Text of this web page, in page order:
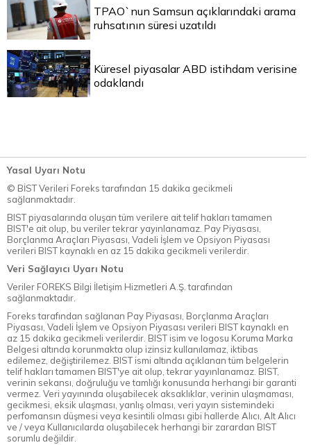
TPAO`nun Samsun açıklarındaki arama
ruhsatının süresi uzatıldı
Küresel piyasalar ABD istihdam verisine
odaklandı
Yasal Uyarı Notu
© BİST Verileri Foreks tarafından 15 dakika gecikmeli
sağlanmaktadır.
BIST piyasalarında oluşan tüm verilere ait telif hakları tamamen
BIST'e ait olup, bu veriler tekrar yayınlanamaz. Pay Piyasası,
Borçlanma Araçları Piyasası, Vadeli İşlem ve Opsiyon Piyasası
verileri BIST kaynaklı en az 15 dakika gecikmeli verilerdir.
Veri Sağlayıcı Uyarı Notu
Veriler FOREKS Bilgi İletişim Hizmetleri A.Ş. tarafından
sağlanmaktadır.
Foreks tarafından sağlanan Pay Piyasası, Borçlanma Araçları
Piyasası, Vadeli İşlem ve Opsiyon Piyasası verileri BIST kaynaklı en
az 15 dakika gecikmeli verilerdir. BIST isim ve logosu Koruma Marka
Belgesi altında korunmakta olup izinsiz kullanılamaz, iktibas
edilemez, değiştirilemez. BIST ismi altında açıklanan tüm belgelerin
telif hakları tamamen BIST'ye ait olup, tekrar yayınlanamaz. BIST,
verinin sekansı, doğruluğu ve tamlığı konusunda herhangi bir garanti
vermez. Veri yayınında oluşabilecek aksaklıklar, verinin ulaşmaması,
gecikmesi, eksik ulaşması, yanlış olması, veri yayın sistemindeki
perfomansın düşmesi veya kesintili olması gibi hallerde Alıcı, Alt Alıcı
ve / veya Kullanıcılarda oluşabilecek herhangi bir zarardan BIST
sorumlu değildir.